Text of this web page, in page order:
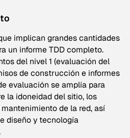
implican grandes cantidades
un informe TDD completo.
del nivel 1 (evaluación del
de construcción e informes
evaluación se amplía para
la idoneidad del sitio, los
de la red, así
diseño y tecnología